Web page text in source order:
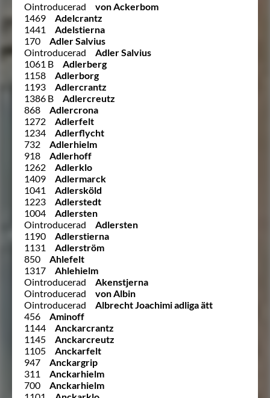
Ointroducerad
von Ackerbom
1469
Adelcrantz
1441
Adelstierna
170
Adler Salvius
Ointroducerad
Adler Salvius
1061 B
Adlerberg
1158
Adlerborg
1193
Adlercrantz
1386 B
Adlercreutz
868
Adlercrona
1272
Adlerfelt
1234
Adlerflycht
732
Adlerhielm
918
Adlerhoff
1262
Adlerklo
1409
Adlermarck
1041
Adlersköld
1223
Adlerstedt
1004
Adlersten
Ointroducerad
Adlersten
1190
Adlerstierna
1131
Adlerström
850
Ahlefelt
1317
Ahlehielm
Ointroducerad
Akenstjerna
Ointroducerad
von Albin
Ointroducerad
Albrecht Joachimi adliga ätt
456
Aminoff
1144
Anckarcrantz
1145
Anckarcreutz
1105
Anckarfelt
947
Anckargrip
311
Anckarhielm
700
Anckarhielm